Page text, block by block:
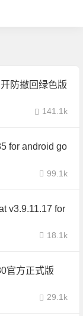
防撤回绿色版
141.1k
for android go
99.1k
v3.9.11.17 for
18.1k
官方正式版
29.1k